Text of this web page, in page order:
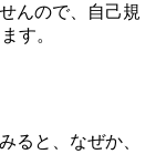
んので、自己規
す。
ると、なぜか、